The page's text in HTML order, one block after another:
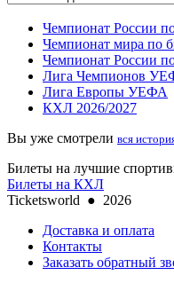
Чемпионат России
Чемпионат мира по
Чемпионат России
Лига Чемпионов
Лига Европы УЕФА
КХЛ 2026/2027
Вы уже смотрели вся
Билеты на лучшие
Билеты на КХЛ
Ticketsworld ● 2026
Доставка и оплата
Контакты
Заказать обратный